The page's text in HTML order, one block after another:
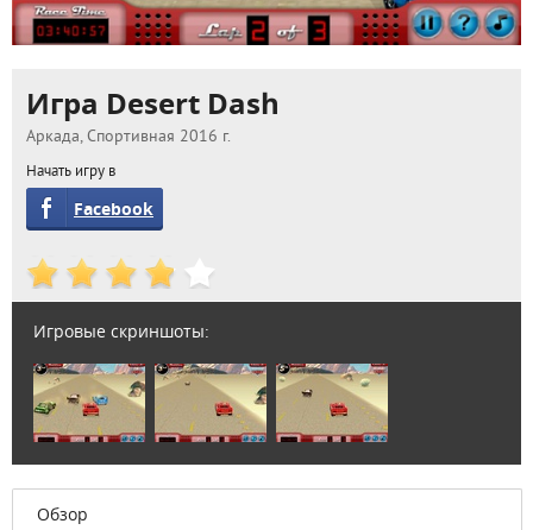
Игра Desert Dash
Аркада, Спортивная 2016 г.
Начать игру в
Facebook
Игровые скриншоты:
Обзор